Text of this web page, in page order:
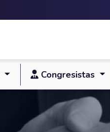
Congresistas